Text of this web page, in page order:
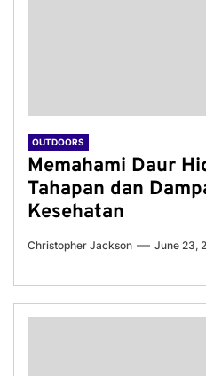
OUTDOORS
Memahami Daur
Tahapan dan
Kesehatan
Christopher Jackson June 23,